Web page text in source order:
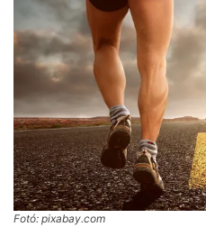
Fotó: pixabay.com